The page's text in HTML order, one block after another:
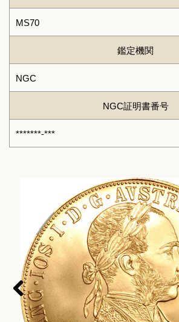
MS70
鑑定機関
NGC
NGC証明書番号
*******-***
Pre